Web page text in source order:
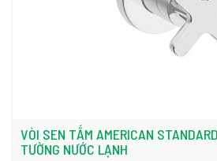
vòi sen tắm American
bị vệ sinh American Standard
nhé.
VÒI SEN TẮM AMERICAN
TƯỜNG NƯỚC LẠNH